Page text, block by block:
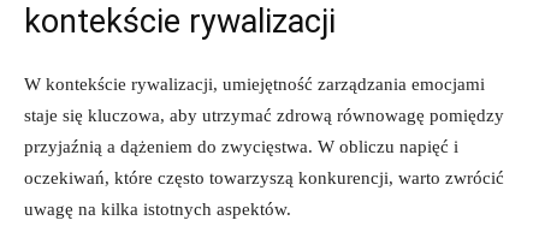
kontekście rywalizacji
W kontekście rywalizacji, umiejętność zarządzania emocjami
staje ​się‌ kluczowa, ⁣aby utrzymać ⁣zdrową⁢ równowagę pomiędzy
przyjaźnią⁣ a dążeniem do zwycięstwa. W ⁤obliczu​ napięć i
oczekiwań, które często towarzyszą konkurencji, warto⁢ zwrócić
uwagę na kilka istotnych aspektów.